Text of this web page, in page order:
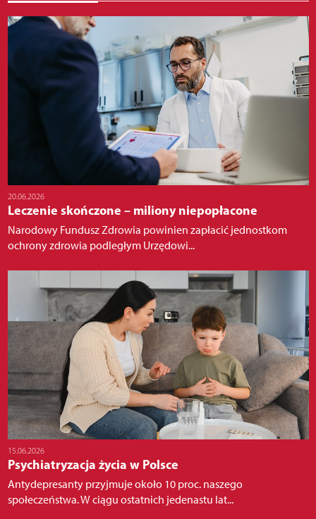
20.06.2026
Leczenie skończone – miliony niepopłacone
Narodowy Fundusz Zdrowia powinien zapłacić jednostkom
ochrony zdrowia podległym Urzędowi...
15.06.2026
Psychiatryzacja życia w Polsce
Antydepresanty przyjmuje około 10 proc. naszego
społeczeństwa. W ciągu ostatnich jedenastu lat...